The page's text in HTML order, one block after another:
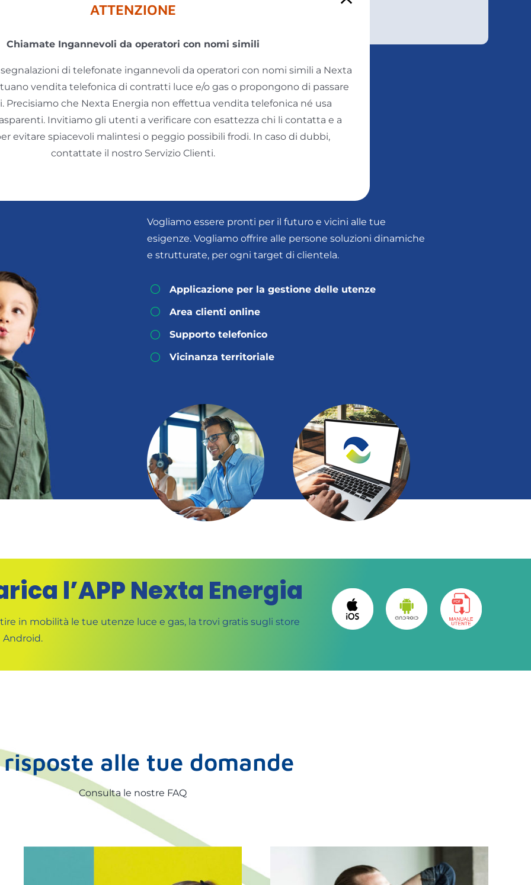
Vogliamo essere pronti per il futuro e vicini alle tue
esigenze. Vogliamo offrire alle persone soluzioni dinamiche
e strutturate, per ogni target di clientela.
Applicazione per la gestione delle utenze
Area clienti online
Supporto telefonico
Vicinanza territoriale
l’APP Nexta Energia
in mobilità le tue utenze luce e gas, la trovi gratis sugli store
Android.
risposte alle tue domande
Consulta le nostre FAQ
ATTENZIONE
Chiamate Ingannevoli da operatori con nomi simili
di telefonate ingannevoli da operatori con nomi simili a Nexta
vendita telefonica di contratti luce e/o gas o propongono di passare
Precisiamo che Nexta Energia non effettua vendita telefonica né usa
Invitiamo gli utenti a verificare con esattezza chi li contatta e a
evitare spiacevoli malintesi o peggio possibili frodi. In caso di dubbi,
contattate il nostro Servizio Clienti.